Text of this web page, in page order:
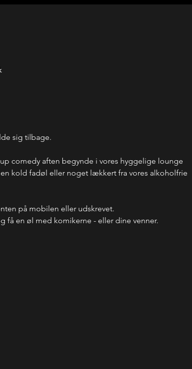
sig tilbage.
comedy aften begynde i vores hyggelige lounge
kold fadøl eller noget lækkert fra vores alkoholfrie
på mobilen eller udskrevet.
få en øl med komikerne - eller dine venner.